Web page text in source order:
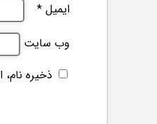
ایمیل *
وب‌ سایت
ذخیره